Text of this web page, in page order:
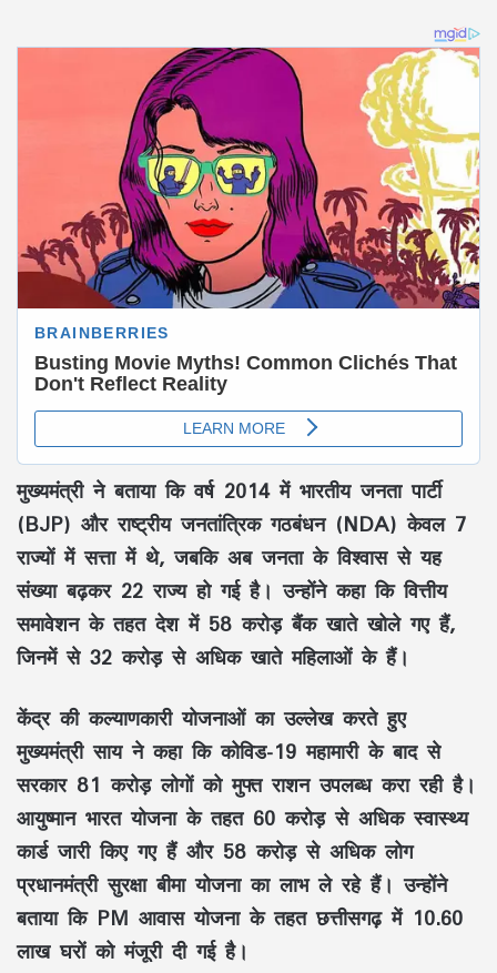
मुख्यमंत्री ने बताया कि वर्ष 2014मेंभारतीय जनता पार्टी
(BJP) औरराष्ट्रीय जनतांत्रिक गठबंधन (NDA) केवल 7
राज्योंमें सत्ता में थे, जबकि अब जनता के विश्वास से यह
संख्या बढ़कर 22 राज्यहो गई है। उन्होंने कहा कि वित्तीय
समावेशन के तहत देश में 58 करोड़ बैंक खातेखोले गए हैं,
जिनमें से 32 करोड़ से अधिक खाते महिलाओं के हैं।
केंद्र की कल्याणकारी योजनाओं का उल्लेख करते हुए
मुख्यमंत्री साय ने कहा किकोविड-19 महामारीके बाद से
सरकार 81 करोड़ लोगों को मुफ्त राशनउपलब्ध करा रही है।
आयुष्मान भारत योजनाके तहत 60 करोड़ से अधिक स्वास्थ्य
कार्डजारी किए गए हैं और 58 करोड़ से अधिक लोग
प्रधानमंत्री सुरक्षा बीमा योजनाका लाभ ले रहे हैं। उन्होंने
बताया कि PM आवास योजनाके तहत छत्तीसगढ़ में 10.60
लाख घरों को मंजूरीदी गई है।